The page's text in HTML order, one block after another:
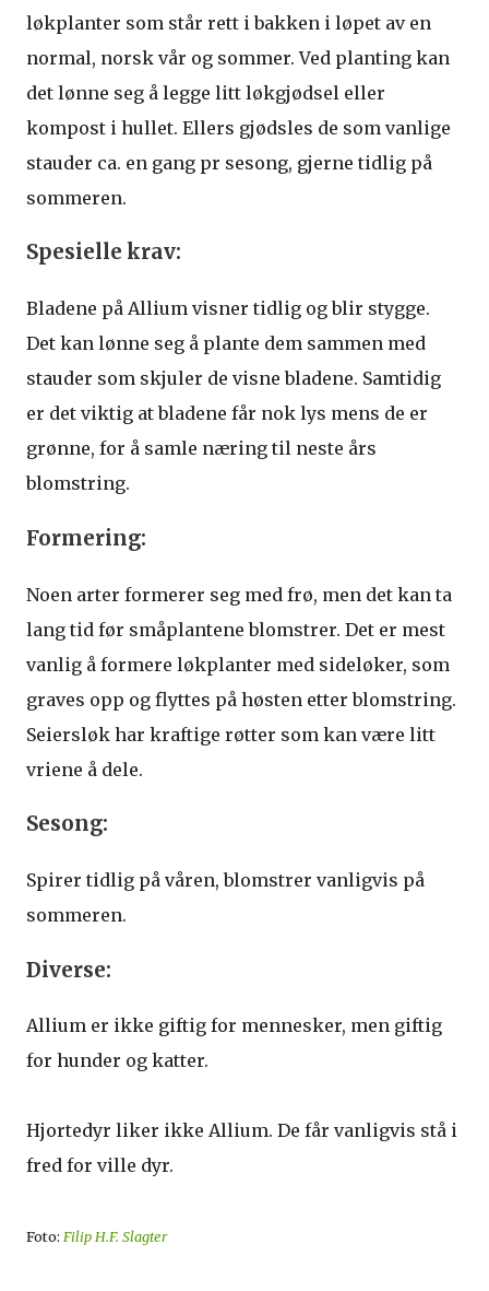
løkplanter som står rett i bakken i løpet av en
normal, norsk vår og sommer. Ved planting kan
det lønne seg å legge litt løkgjødsel eller
kompost i hullet. Ellers gjødsles de som vanlige
stauder ca. en gang pr sesong, gjerne tidlig på
sommeren.
Spesielle krav:
Bladene på Allium visner tidlig og blir stygge.
Det kan lønne seg å plante dem sammen med
stauder som skjuler de visne bladene. Samtidig
er det viktig at bladene får nok lys mens de er
grønne, for å samle næring til neste års
blomstring.
Formering:
Noen arter formerer seg med frø, men det kan ta
lang tid før småplantene blomstrer. Det er mest
vanlig å formere løkplanter med sideløker, som
graves opp og flyttes på høsten etter blomstring.
Seiersløk har kraftige røtter som kan være litt
vriene å dele.
Sesong:
Spirer tidlig på våren, blomstrer vanligvis på
sommeren.
Diverse:
Allium er ikke giftig for mennesker, men giftig
for hunder og katter.
Hjortedyr liker ikke Allium. De får vanligvis stå i
fred for ville dyr.
Foto: Filip H.F. Slagter